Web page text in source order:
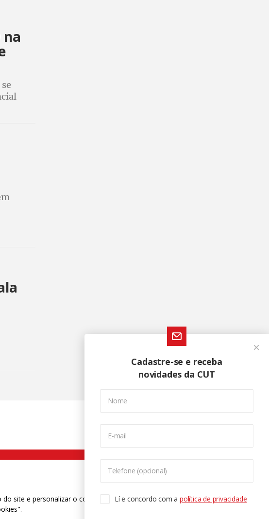
na
Cadastre-se e receba
novidades da CUT
Nome
E-mail
Telefone (opcional)
Lí e concordo com apolítica de privacidade
9310
site e personalizar o conteúdo. Para saber mais